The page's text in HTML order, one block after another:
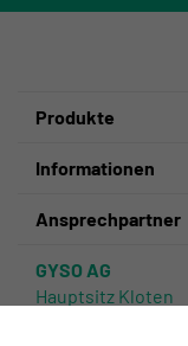
Produkte
Informationen
Ansprechpartner
GYSO AG
Hauptsitz Kloten